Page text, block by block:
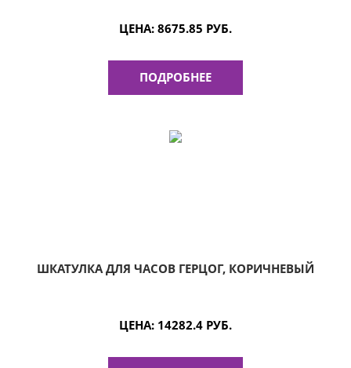
ЦЕНА:8675.85 РУБ.
ПОДРОБНЕЕ
ШКАТУЛКА ДЛЯ ЧАСОВ ГЕРЦОГ, КОРИЧНЕВЫЙ
ЦЕНА: 14282.4 РУБ.